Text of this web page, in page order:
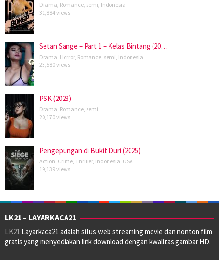
Drama Romance semi Indonesia
31,884 views
Setan Sange – Part 1 – Kelas Bintang (20…
Drama Horror, Romance semi Indonesia
23,580 views
PSK (2023)
Drama Romance semi
20,170 views
Pengepungan di Bukit Duri (2025)
Action Crime Thriller, Indonesia USA
19,139 views
LK21 – LAYARKACA21
LK21 Layarkaca21 adalah situs web streaming movie dan nonton film
gratis yang menyediakan link download dengan kwalitas gambar HD.